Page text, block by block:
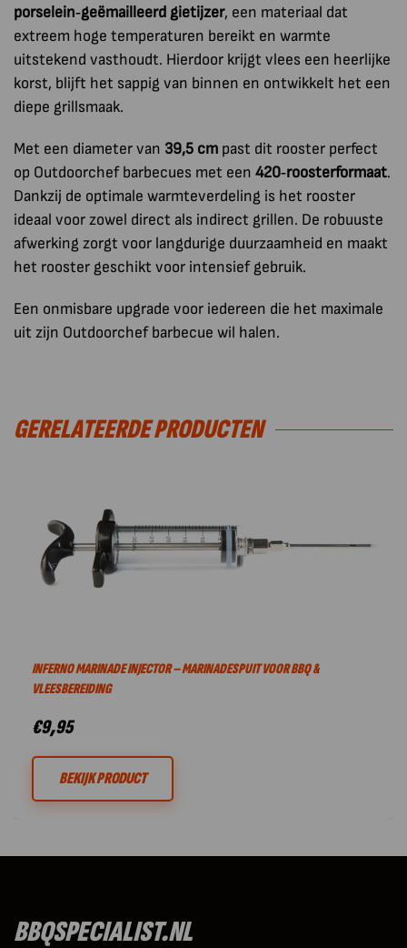
porselein‑geëmailleerd gietijzer, een materiaal dat
extreem hoge temperaturen bereikt en warmte
uitstekend vasthoudt. Hierdoor krijgt vlees een heerlijke
korst, blijft het sappig van binnen en ontwikkelt het een
diepe grillsmaak.
Met een diameter van 39,5 cm past dit rooster perfect
op Outdoorchef barbecues met een 420‑roosterformaat.
Dankzij de optimale warmteverdeling is het rooster
ideaal voor zowel direct als indirect grillen. De robuuste
afwerking zorgt voor langdurige duurzaamheid en maakt
het rooster geschikt voor intensief gebruik.
Een onmisbare upgrade voor iedereen die het maximale
uit zijn Outdoorchef barbecue wil halen.
GERELATEERDE PRODUCTEN
INFERNO MARINADE INJECTOR – MARINADESPUIT VOOR BBQ &
VLEESBEREIDING
€9,95
BEKIJK PRODUCT
BBQSPECIALIST.NL